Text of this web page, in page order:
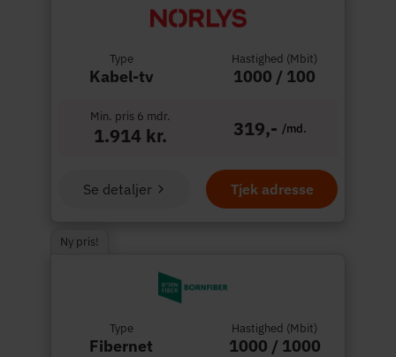
Type
Kabel-tv
Hastighed (Mbit)
1000 / 100
Min. pris 6 mdr.
1.914 kr. 319,- /md.
Tjek adresse
Se detaljer
Ny pris!
Type
Fibernet
Hastighed (Mbit)
1000 / 1000